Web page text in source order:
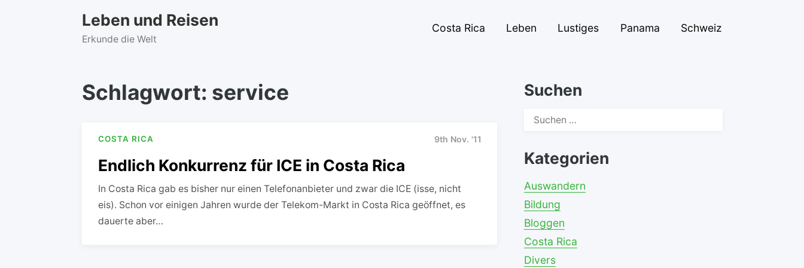
content
Leben und Reisen
Erkunde die Welt
Costa Rica Leben Lustiges Panama Schweiz
Schlagwort: service
COSTA RICA 9th Nov. '11
Endlich Konkurrenz für ICE in Costa Rica
In Costa Rica gab es bisher nur einen Telefonanbieter und zwar die ICE (isse, nicht
eis). Schon vor einigen Jahren wurde der Telekom-Markt in Costa Rica geöffnet, es
dauerte aber…
Suchen
Suchen
Kategorien
Auswandern
Bildung
Bloggen
Costa Rica
Divers